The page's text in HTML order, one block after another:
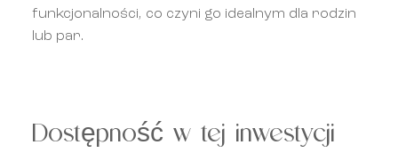
funkcjonalności, co czyni go idealnym dla rodzin
lub par.
Dostępność w tej inwestycji